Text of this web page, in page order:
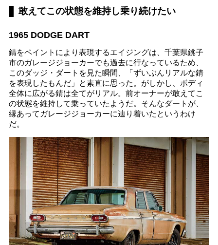
敢えてこの状態を維持し乗り続けたい
1965 DODGE DART
錆をペイントにより表現するエイジングは、千葉県銚子
市のガレージジョーカーでも過去に行なっているため、
このダッジ・ダートを見た瞬間、「ずいぶんリアルな錆
を表現したもんだ」と素直に思った。がしかし、ボディ
全体に広がる錆は全てがリアル。前オーナーが敢えてこ
の状態を維持して乗っていたようだ。そんなダートが、
縁あってガレージジョーカーに辿り着いたというわけ
だ。